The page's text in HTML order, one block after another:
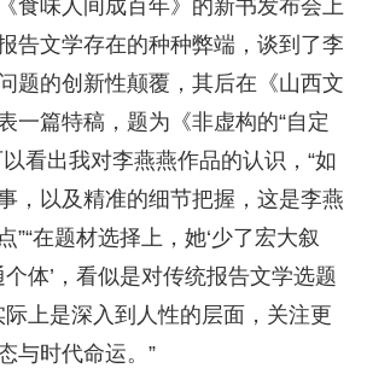
食味人间成百年》的新书发布会上
告文学存在的种种弊端，谈到了李
题的创新性颠覆，其后在《山西文
一篇特稿，题为《非虚构的“自定
看出我对李燕燕作品的认识，“如
，以及精准的细节把握，这是李燕
”“在题材选择上，她‘少了宏大叙
个体’，看似是对传统报告文学选题
际上是深入到人性的层面，关注更
与时代命运。”